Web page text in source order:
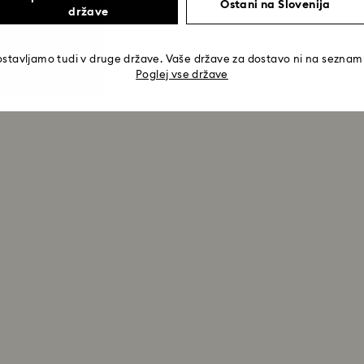
države
Ostani na Slovenija
tudi v druge države. Vaše države za dostavo ni na
Poglej vse države